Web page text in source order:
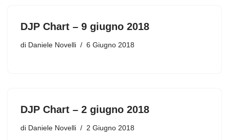
DJP Chart – 9 giugno 2018
di Daniele Novelli 6 Giugno 2018
DJP Chart – 2 giugno 2018
di Daniele Novelli 2 Giugno 2018